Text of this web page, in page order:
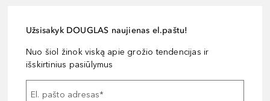
Užsisakyk DOUGLAS naujienas el.paštu!
Nuo šiol žinok viską apie grožio tendencijas ir
išskirtinius pasiūlymus
El. pašto adresas*